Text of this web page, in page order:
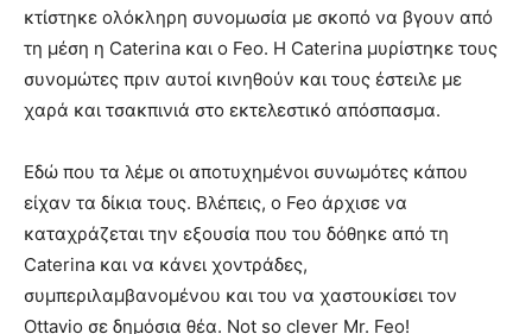
κτίστηκε ολόκληρη συνομωσία με σκοπό να βγουν από
τη μέση η Caterina και ο Feo. Η Caterina μυρίστηκε τους
συνομώτες πριν αυτοί κινηθούν και τους έστειλε με
χαρά και τσακπινιά στο εκτελεστικό απόσπασμα.
Εδώ που τα λέμε οι αποτυχημένοι συνωμότες κάπου
είχαν τα δίκια τους. Βλέπεις, ο Feo άρχισε να
καταχράζεται την εξουσία που του δόθηκε από τη
Caterina και να κάνει χοντράδες,
συμπεριλαμβανομένου και του να χαστουκίσει τον
Ottavio σε δημόσια θέα. Not so clever Mr. Feo!